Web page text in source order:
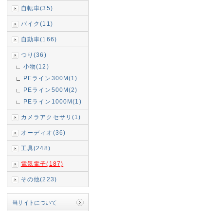
自転車(35)
バイク(11)
自動車(166)
つり(36)
小物(12)
PEライン300M(1)
PEライン500M(2)
PEライン1000M(1)
カメラアクセサリ(1)
オーディオ(36)
工具(248)
電気電子(187)
その他(223)
当サイトについて